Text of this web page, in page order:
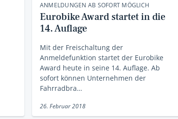
ANMELDUNGEN AB SOFORT MÖGLICH
Eurobike Award startet in die
14. Auflage
Mit der Freischaltung der
Anmeldefunktion startet der Eurobike
Award heute in seine 14. Auflage. Ab
sofort können Unternehmen der
Fahrradbra…
26. Februar 2018